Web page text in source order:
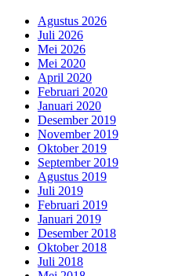
Agustus 2026
Juli 2026
Mei 2026
Mei 2020
April 2020
Februari 2020
Januari 2020
Desember 2019
November 2019
Oktober 2019
September 2019
Agustus 2019
Juli 2019
Februari 2019
Januari 2019
Desember 2018
Oktober 2018
Juli 2018